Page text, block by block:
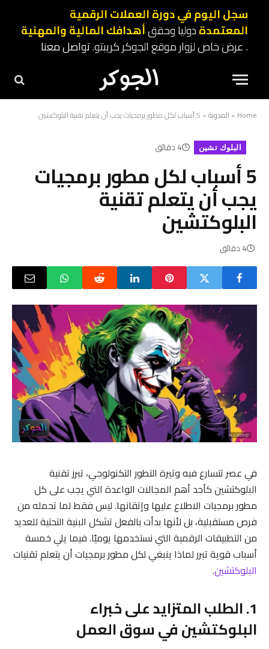
سجل اليوم في دورة العملات الرقمية
المعتمدةدوليا وحققأهدافك المالية والمهنية
. عرض خاص لزوار موقع الجوكر كريبتو.تواصل معنا
Home
» المدونة» 5 أسباب لكل مطور برمجيات يجب أن يتعلم تقنية البلوكتشين
البلوك تشين 4 دقائق
5 أسباب لكل مطور برمجيات
يجب أن يتعلم تقنية
البلوكتشين
4 دقائق
في عصر تتسارع فيه وتيرة التطور التكنولوجي، تبرز تقنية
البلوكتشين كأحد أهم المجالات الواعدة التي يجب على كل
مطور برمجيات الاطلاع عليها وإتقانها. ليس فقط لما تحمله من
فرص مستقبلية، بل لأنها بدأت بالفعل تشكل البنية التحتية للعديد
من التطبيقات الرقمية التي نستخدمها يوميًا. فيما يلي خمسة
أسباب قوية تبرر لماذا ينبغي لكل مطور برمجيات أن يتعلم تقنيات
البلوكتشين.
1. الطلب المتزايد على خبراء
البلوكتشين في سوق العمل